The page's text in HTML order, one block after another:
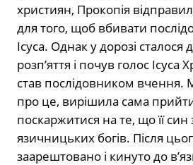
християн, Прокопія
для того, щоб вбивати
Ісуса. Однак у дорозі
розп’яття і почув голос Ісуса
став послідовником вчення.
про це, вирішила сама
поскаржитися на те, що її син
язичницьких богів. Після
заарештовано і кинуто до